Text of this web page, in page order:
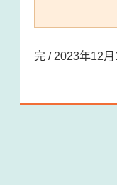
完 / 2023年12月